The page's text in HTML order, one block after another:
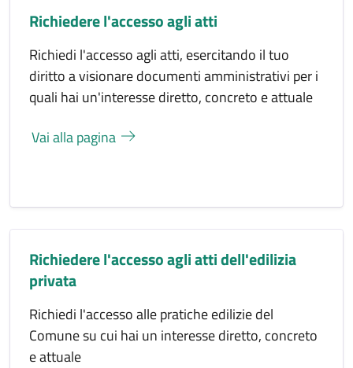
Richiedere l'accesso agli atti
Richiedi l'accesso agli atti, esercitando il tuo
diritto a visionare documenti amministrativi per i
quali hai un'interesse diretto, concreto e attuale
Vai alla pagina
Richiedere l'accesso agli atti dell'edilizia
privata
Richiedi l'accesso alle pratiche edilizie del
Comune su cui hai un interesse diretto, concreto
e attuale